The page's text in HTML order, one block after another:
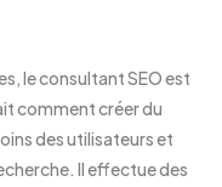
le consultant SEO est
comment créer du
des utilisateurs et
Il effectue des